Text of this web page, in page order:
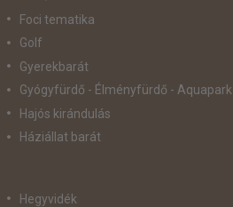
Foci tematika
Golf
Gyerekbarát
Gyógyfürdő - Élményfürdő - Aquapark
Hajós kirándulás
Háziállat barát
Hegyvidék